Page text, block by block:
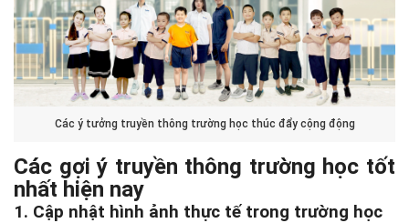
Các ý tưởng truyền thông trường học thúc đẩy cộng động
Các gợi ý truyền thông trường học tốt
nhất hiện nay
1. Cập nhật hình ảnh thực tế trong trường học